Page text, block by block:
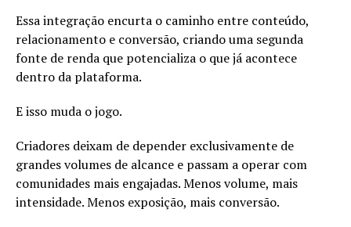
Essa integração encurta o caminho entre conteúdo,
relacionamento e conversão, criando uma segunda
fonte de renda que potencializa o que já acontece
dentro da plataforma.
E isso muda o jogo.
Criadores deixam de depender exclusivamente de
grandes volumes de alcance e passam a operar com
comunidades mais engajadas. Menos volume, mais
intensidade. Menos exposição, mais conversão.